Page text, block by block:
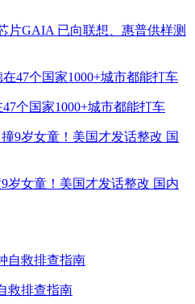
片GAIA 已向联想、惠普供样测
个国家1000+城市都能打车
岁女童！美国才发话整改 国内
救排查指南